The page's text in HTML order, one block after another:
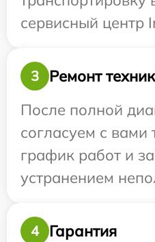
сервисный центр
3
Ремонт
После полной
согласуем с вами
график работ и
устранением
4
Гарантия